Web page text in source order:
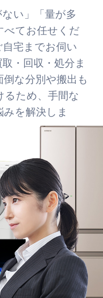
ない」「量が多
べてお任せくだ
宅までお伺い
・回収・処分ま
な分別や搬出も
ため、手間な
を解決しま